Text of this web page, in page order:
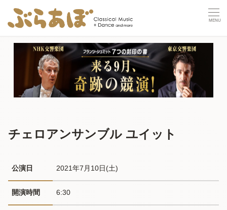
チェロアンサンブル ユイット
公演日 2021年7月10日(土)
開演時間 6:30